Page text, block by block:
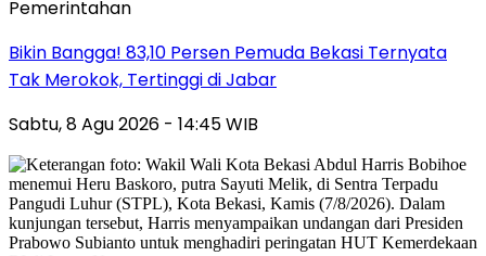
Pemerintahan
Bikin Bangga! 83,10 Persen Pemuda Bekasi Ternyata
Tak Merokok, Tertinggi di Jabar
Sabtu, 8 Agu 2026 - 14:45 WIB